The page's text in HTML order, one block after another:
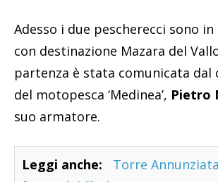
Adesso i due pescherecci sono in
con destinazione Mazara del
partenza è stata comunicata dal
del motopesca ‘Medinea’, Pietro
suo armatore.
Leggi anche:
Torre